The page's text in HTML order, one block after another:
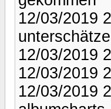
12/03/2019
12/03/2019
12/03/2019
12/03/2019